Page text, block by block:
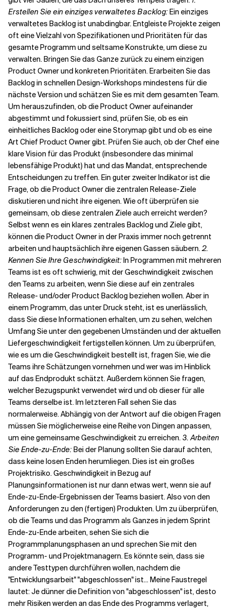
Erstellen Sie ein einziges verwaltetes Backlog:Ein einziges
verwaltetes Backlog ist unabdingbar. Entgleiste Projekte zeigen
oft eine Vielzahl von Spezifikationen und Prioritäten für das
gesamte Programm und seltsame Konstrukte, um diese zu
verwalten. Bringen Sie das Ganze zurück zu einem einzigen
Product Owner und konkreten Prioritäten. Erarbeiten Sie das
Backlog in schnellen Design-Workshops mindestens für die
nächste Version und schätzen Sie es mit dem gesamten Team.
Um herauszufinden, ob die Product Owner aufeinander
abgestimmt und fokussiert sind, prüfen Sie, ob es ein
einheitliches Backlog oder eine Storymap gibt und ob es eine
Art Chief Product Owner gibt. Prüfen Sie auch, ob der Chef eine
klare Vision für das Produkt (insbesondere das minimal
lebensfähige Produkt) hat und das Mandat, entsprechende
Entscheidungen zu treffen. Ein guter zweiter Indikator ist die
Frage, ob die Product Owner die zentralen Release-Ziele
diskutieren und nicht ihre eigenen. Wie oft überprüfen sie
gemeinsam, ob diese zentralen Ziele auch erreicht werden?
Selbst wenn es ein klares zentrales Backlog und Ziele gibt,
können die Product Owner in der Praxis immer noch getrennt
arbeiten und hauptsächlich ihre eigenen Gassen säubern.2.
Kennen Sie Ihre Geschwindigkeit:In Programmen mit mehreren
Teams ist es oft schwierig, mit der Geschwindigkeit zwischen
den Teams zu arbeiten, wenn Sie diese auf ein zentrales
Release- und/oder Product Backlog beziehen wollen. Aber in
einem Programm, das unter Druck steht, ist es unerlässlich,
dass Sie diese Informationen erhalten, um zu sehen, welchen
Umfang Sie unter den gegebenen Umständen und der aktuellen
Liefergeschwindigkeit fertigstellen können. Um zu überprüfen,
wie es um die Geschwindigkeit bestellt ist, fragen Sie, wie die
Teams ihre Schätzungen vornehmen und wer was im Hinblick
auf das Endprodukt schätzt. Außerdem können Sie fragen,
welcher Bezugspunkt verwendet wird und ob dieser für alle
Teams derselbe ist. Im letzteren Fall sehen Sie das
normalerweise. Abhängig von der Antwort auf die obigen Fragen
müssen Sie möglicherweise eine Reihe von Dingen anpassen,
um eine gemeinsame Geschwindigkeit zu erreichen.3. Arbeiten
Sie Ende-zu-Ende:Bei der Planung sollten Sie darauf achten,
dass keine losen Enden herumliegen. Dies ist ein großes
Projektrisiko. Geschwindigkeit in Bezug auf
Planungsinformationen ist nur dann etwas wert, wenn sie auf
Ende-zu-Ende-Ergebnissen der Teams basiert. Also von den
Anforderungen zu den (fertigen) Produkten. Um zu überprüfen,
ob die Teams und das Programm als Ganzes in jedem Sprint
Ende-zu-Ende arbeiten, sehen Sie sich die
Programmplanungsphasen an und sprechen Sie mit den
Programm- und Projektmanagern. Es könnte sein, dass sie
andere Testtypen durchführen wollen, nachdem die
"Entwicklungsarbeit" "abgeschlossen" ist... Meine Faustregel
lautet: Je dünner die Definition von "abgeschlossen" ist, desto
mehr Risiken werden an das Ende des Programms verlagert,